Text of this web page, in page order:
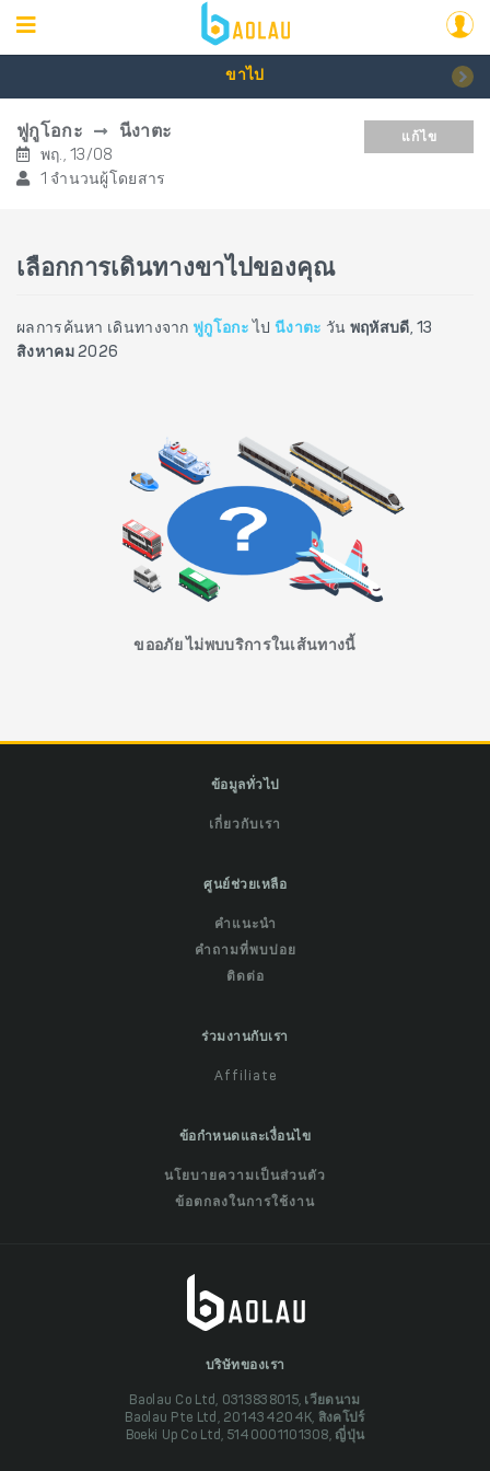
ขาไป
ฟูกูโอกะ นีงาตะ
พฤ., 13/08
1 จำนวนผู้โดยสาร
แก้ไข
เลือกการเดินทางขาไปของคุณ
ผลการค้นหา เดินทางจาก ฟูกูโอกะ ไปนีงาตะ วัน พฤหัสบดี, 13
สิงหาคม 2026
ขออภัย ไม่พบบริการในเส้นทางนี้
ข้อมูลทั่วไป
เกี่ยวกับเรา
ศูนย์ช่วยเหลือ
คำแนะนำ
คำถามที่พบบ่อย
ติดต่อ
ร่วมงานกับเรา
Affiliate
ข้อกำหนดและเงื่อนไข
นโยบายความเป็นส่วนตัว
ข้อตกลงในการใช้งาน
บริษัทของเรา
Baolau Co Ltd, 0313838015, เวียดนาม
Baolau Pte Ltd, 201434204K, สิงคโปร์
Boeki Up Co Ltd, 5140001101308, ญี่ปุ่น